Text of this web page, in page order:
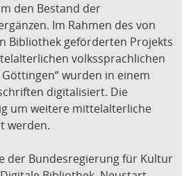
den Bestand der
Im Rahmen des von
Bibliothek geförderten Projekts
volkssprachlichen
wurden in einem
digitalisiert. Die
um weitere mittelalterliche
werden.
der Bundesregierung für Kultur